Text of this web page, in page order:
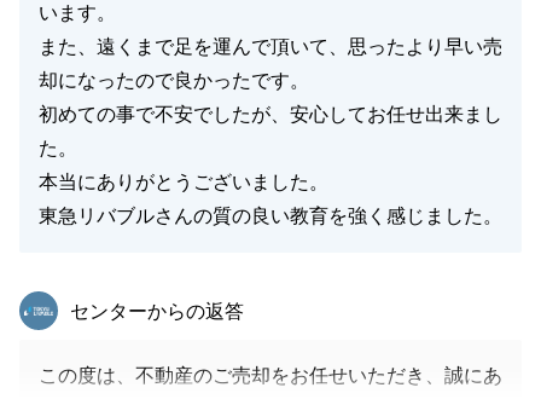
います。
また、遠くまで足を運んで頂いて、思ったより早い売
却になったので良かったです。
初めての事で不安でしたが、安心してお任せ出来まし
た。
本当にありがとうございました。
東急リバブルさんの質の良い教育を強く感じました。
東急リバブル
センターからの返答
この度は、不動産のご売却をお任せいただき、誠にあ